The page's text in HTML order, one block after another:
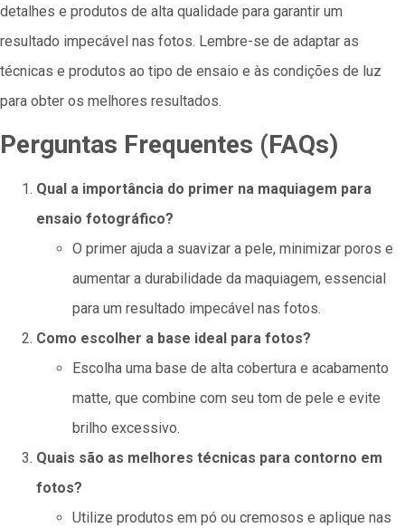
detalhes e produtos de alta qualidade para garantir um
resultado impecável nas fotos. Lembre-se de adaptar as
técnicas e produtos ao tipo de ensaio e às condições de luz
para obter os melhores resultados.
Perguntas Frequentes (FAQs)
Qual a importância do primer na maquiagem para
ensaio fotográfico?
O primer ajuda a suavizar a pele, minimizar poros e
aumentar a durabilidade da maquiagem, essencial
para um resultado impecável nas fotos.
Como escolher a base ideal para fotos?
Escolha uma base de alta cobertura e acabamento
matte, que combine com seu tom de pele e evite
brilho excessivo.
Quais são as melhores técnicas para contorno em
fotos?
Utilize produtos em pó ou cremosos e aplique nas